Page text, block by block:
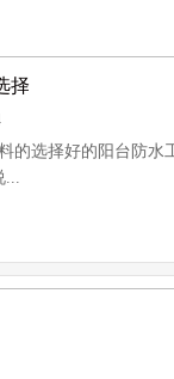
择
的选择好的阳台防水
...